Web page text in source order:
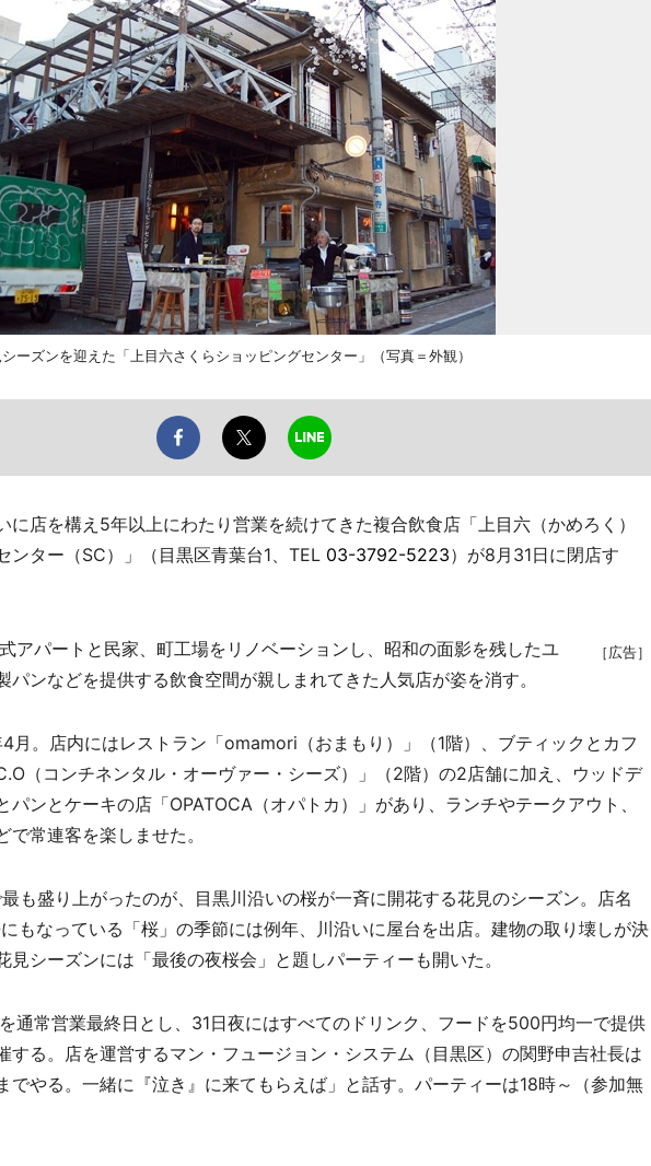
ーズンを迎えた「上目六さくらショッピングセンター」（写真＝外観）
店を構え5年以上にわたり営業を続けてきた複合飲食店「上目六（かめろく）
ンター（SC）」（目黒区青葉台1、TEL 03-3792-5223）が8月31日に閉店す
［広告］
アパートと民家、町工場をリノベーションし、昭和の面影を残したユ
パンなどを提供する飲食空間が親しまれてきた人気店が姿を消す。
。店内にはレストラン「omamori（おまもり）」（1階）、ブティックとカフ
（コンチネンタル・オーヴァー・シーズ）」（2階）の2店舗に加え、ウッドデ
パンとケーキの店「OPATOCA（オパトカ）」があり、ランチやテークアウト、
常連客を楽しませた。
も盛り上がったのが、目黒川沿いの桜が一斉に開花する花見のシーズン。店名
にもなっている「桜」の季節には例年、川沿いに屋台を出店。建物の取り壊しが決
見シーズンには「最後の夜桜会」と題しパーティーも開いた。
通常営業最終日とし、31日夜にはすべてのドリンク、フードを500円均一で提供
する。店を運営するマン・フュージョン・システム（目黒区）の関野申吉社長は
でやる。一緒に『泣き』に来てもらえば」と話す。パーティーは18時～（参加無